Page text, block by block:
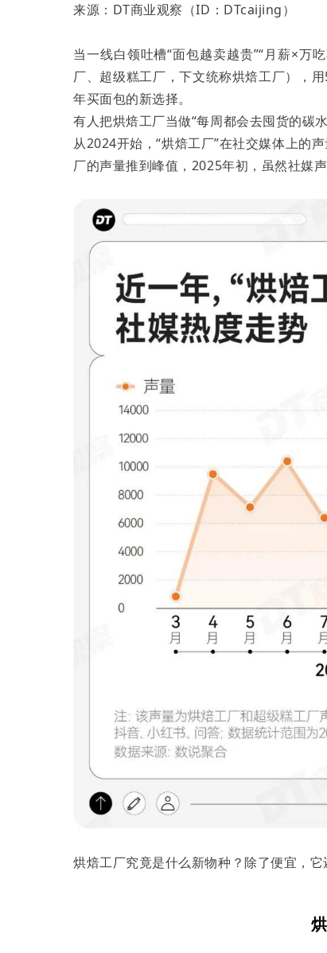
来源：DT商业观察（ID：DTcaijing）
当一线白领吐槽“面包越卖越贵”“月薪×万
厂、超级糕工厂，下文统称烘焙工厂），
年买面包的新选择。
有人把烘焙工厂当做“每周都会去囤货的碳
从2024开始，“烘焙工厂”在社交媒体上的
厂的声量推到峰值，2025年初，虽然社媒
烘焙工厂究竟是什么新物种？除了便宜，